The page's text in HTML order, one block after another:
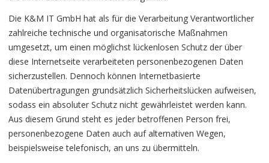
Die K&M IT GmbH hat als für die Verarbeitung Verantwortlicher
zahlreiche technische und organisatorische Maßnahmen
umgesetzt, um einen möglichst lückenlosen Schutz der über
diese Internetseite verarbeiteten personenbezogenen Daten
sicherzustellen. Dennoch können Internetbasierte
Datenübertragungen grundsätzlich Sicherheitslücken aufweisen,
sodass ein absoluter Schutz nicht gewährleistet werden kann.
Aus diesem Grund steht es jeder betroffenen Person frei,
personenbezogene Daten auch auf alternativen Wegen,
beispielsweise telefonisch, an uns zu übermitteln.